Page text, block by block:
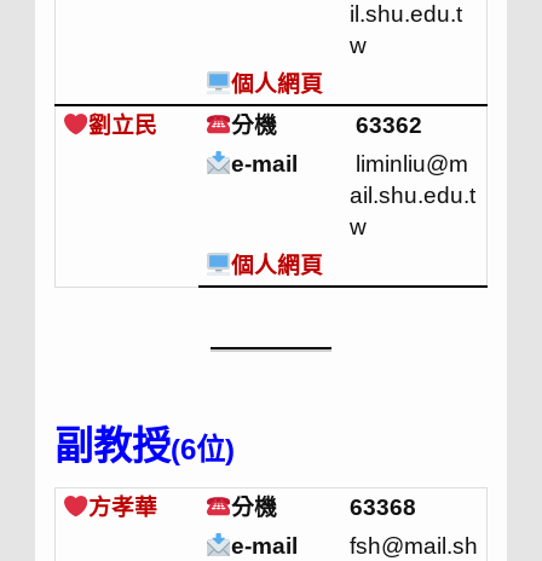
il.shu.edu.t
w
個人網頁
劉立民
分機
63362
e-mail
liminliu@m
ail.shu.edu.t
w
個人網頁
副教授(6位)
方孝華 分機
63368
e-mail
fsh@mail.sh